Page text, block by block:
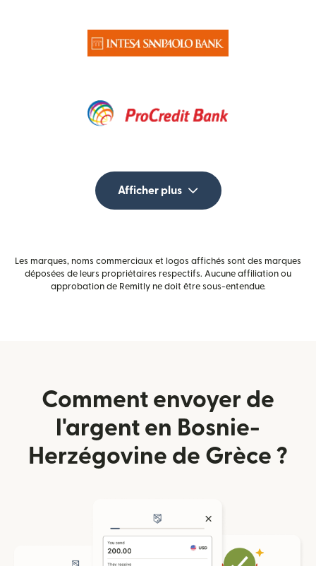
Afficher plus
Les marques, noms commerciaux et logos affichés sont des marques
déposées de leurs propriétaires respectifs. Aucune affiliation ou
approbation de Remitly ne doit être sous-entendue.
Comment envoyer de
l'argent en Bosnie-
Herzégovine de Grèce ?